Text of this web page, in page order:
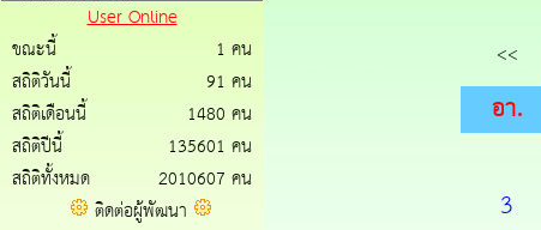
User Online
ขณะนี้
1 คน
สถิติวันนี้
91 คน
สถิติเดือนนี้
1480 คน
สถิติปีนี้
135601 คน
สถิติทั้งหมด
2010607 คน
ติดต่อผู้พัฒนา
<<
อา.
3